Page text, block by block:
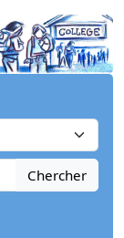
Chercher